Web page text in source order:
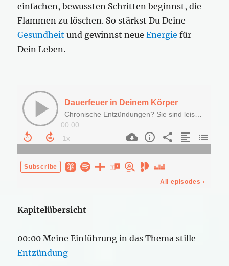
einfachen, bewussten Schritten beginnst, die
Flammen zu löschen. So stärkst Du Deine
Gesundheit und gewinnst neueEnergie für
Dein Leben.
Kapitelübersicht
00:00 Meine Einführung in das Thema stille
Entzündung